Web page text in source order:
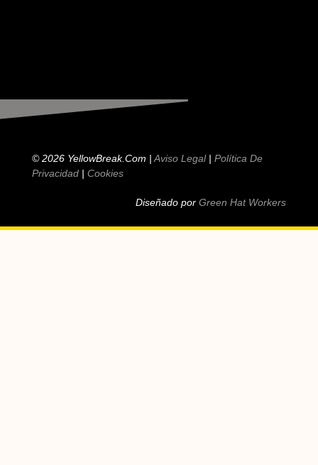
© 2026 YellowBreak.com |Aviso Legal| Política De
Privacidad| Cookies
Diseñado porGreen Hat Workers